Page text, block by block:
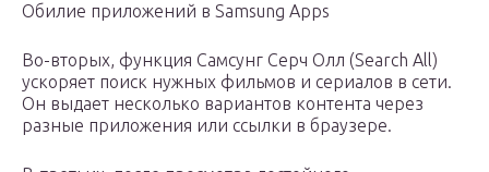
Обилие приложений в Samsung Apps
Во-вторых, функция Самсунг Серч Олл (Search All)
ускоряет поиск нужных фильмов и сериалов в сети.
Он выдает несколько вариантов контента через
разные приложения или ссылки в браузере.